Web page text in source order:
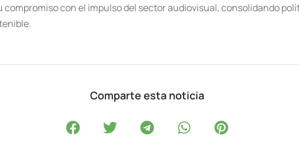
compromiso con el impulso del sector audiovisual, consolidando
Comparte esta noticia